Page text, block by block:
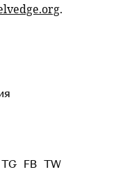
.
TG FB TW